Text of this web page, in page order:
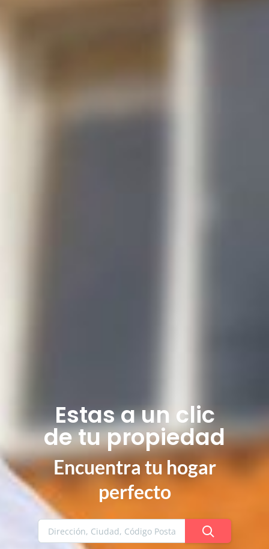
Estas a un clic
de tu propiedad
Encuentra tu hogar
perfecto